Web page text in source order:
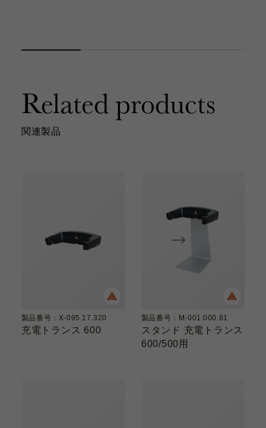
Related products
関連製品
製品番号：X-095.17.320
充電トランス 600
製品番号：M-001.000.81
スタンド 充電トランス
600/500用